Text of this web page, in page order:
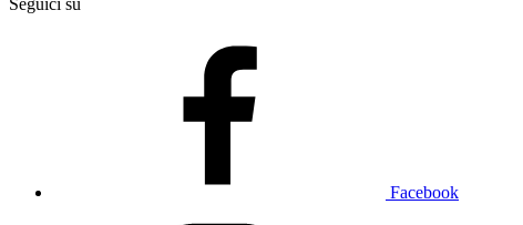
Seguici su
Facebook